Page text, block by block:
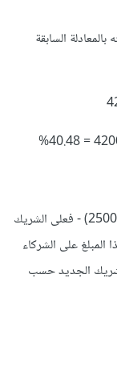
بالمعادلة السابقة
أما إذا إتفق الشركاء على عدم زيادة رأس المال (250000) - فعلى الشريك
على الشركاء
الجديد حسب